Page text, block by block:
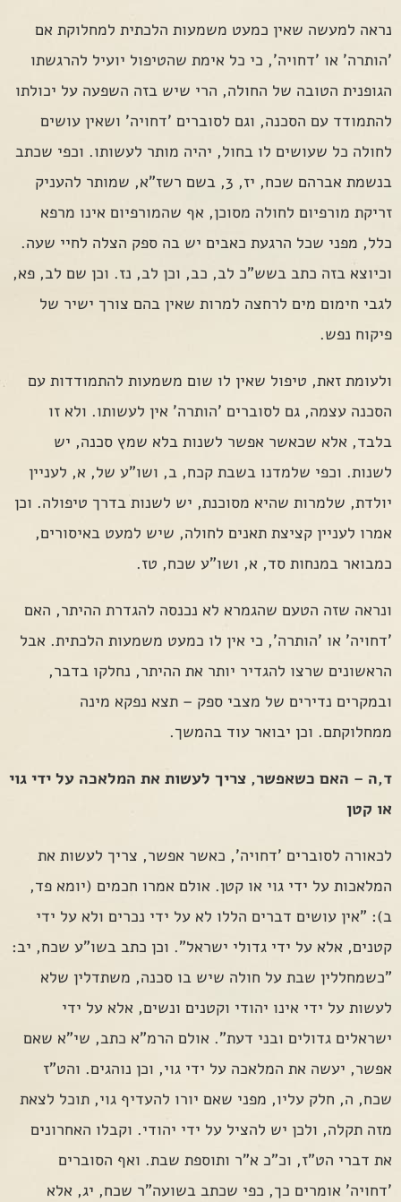
נראה למעשה שאין כמעט משמעות הלכתית למחלוקת אם
'הותרה' או 'דחויה', כי כל אימת שהטיפול יועיל להרגשתו
הגופנית הטובה של החולה, הרי שיש בזה השפעה על יכולתו
להתמודד עם הסכנה, וגם לסוברים 'דחויה' ושאין עושים
לחולה כל שעושים לו בחול, יהיה מותר לעשותו. וכפי שכתב
בנשמת אברהם שכח, יז, 3, בשם רשז"א, שמותר להעניק
זריקת מורפיום לחולה מסוכן, אף שהמורפיום אינו מרפא
כלל, מפני שכל הרגעת כאבים יש בה ספק הצלה לחיי שעה.
וכיוצא בזה כתב בשש"כ לב, כב, וכן לב, נז. וכן שם לב, פא,
לגבי חימום מים לרחצה למרות שאין בהם צורך ישיר של
פיקוח נפש.
ולעומת זאת, טיפול שאין לו שום משמעות להתמודדות עם
הסכנה עצמה, גם לסוברים 'הותרה' אין לעשותו. ולא זו
בלבד, אלא שכאשר אפשר לשנות בלא שמץ סכנה, יש
לשנות. וכפי שלמדנו בשבת קכח, ב, ושו"ע של, א, לעניין
יולדת, שלמרות שהיא מסוכנת, יש לשנות בדרך טיפולה. וכן
אמרו לעניין קציצת תאנים לחולה, שיש למעט באיסורים,
כמבואר במנחות סד, א, ושו"ע שכח, טז.
ונראה שזה הטעם שהגמרא לא נכנסה להגדרת ההיתר, האם
'דחויה' או 'הותרה', כי אין לו כמעט משמעות הלכתית. אבל
הראשונים שרצו להגדיר יותר את ההיתר, נחלקו בדבר,
ובמקרים נדירים של מצבי ספק – תצא נפקא מינה
ממחלוקתם. וכן יבואר עוד בהמשך.
ד,ה – האם כשאפשר, צריך לעשות את המלאכה על ידי גוי
או קטן
לכאורה לסוברים 'דחויה', כאשר אפשר, צריך לעשות את
המלאכות על ידי גוי או קטן. אולם אמרו חכמים (יומא פד,
ב): "אין עושים דברים הללו לא על ידי נכרים ולא על ידי
קטנים, אלא על ידי גדולי ישראל". וכן כתב בשו"ע שכח, יב:
"כשמחללין שבת על חולה שיש בו סכנה, משתדלין שלא
לעשות על ידי אינו יהודי וקטנים ונשים, אלא על ידי
ישראלים גדולים ובני דעת". אולם הרמ"א כתב, שי"א שאם
אפשר, יעשה את המלאכה על ידי גוי, וכן נוהגים. והט"ז
שכח, ה, חלק עליו, מפני שאם יורו להעדיף גוי, תוכל לצאת
מזה תקלה, ולכן יש להציל על ידי יהודי. וקבלו האחרונים
את דברי הט"ז, וכ"כ א"ר ותוספת שבת. ואף הסוברים
'דחויה' אומרים כך, כפי שכתב בשועה"ר שכח, יג, אלא